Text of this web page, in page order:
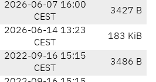
2026-06-07 16:00
CEST
3427 B
2026-06-14 13:23
CEST
183 KiB
2022-09-16 15:15
CEST
3486 B